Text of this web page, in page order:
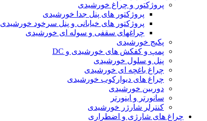
پروژکتور و چراغ خورشیدی
پروژکتور های پنل جدا خورشیدی
پروژکتور های خیابانی و پنل سرخود خورشیدی
چراغهای سقفی و سوله ای خورشیدی
پکیج خورشیدی
پمپ و کفکش های خورشیدی و DC
پنل و سلول خورشیدی
چراغ باغچه ای خورشیدی
چراغ های دیوارکوب خورشیدی
دوربین خورشیدی
سانورتر و اینورتر
کنترلر شارژر خورشیدی
چراغ های شارژی و اضطراری